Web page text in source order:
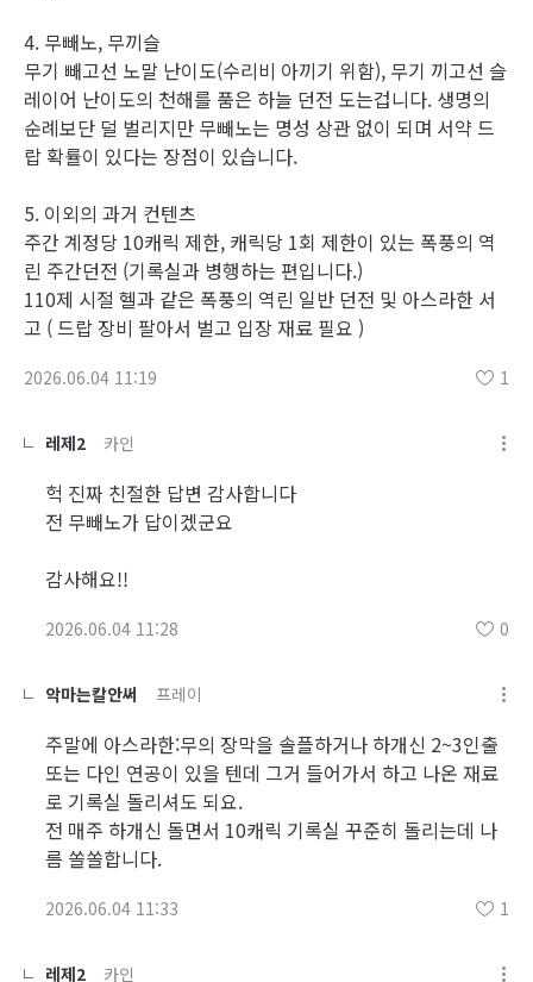
4. 무빼노, 무끼슬
무기 빼고선 노말 난이도(수리비 아끼기 위함), 무기 끼고선 슬
레이어 난이도의 천해를 품은 하늘 던전 도는겁니다. 생명의
순례보단 덜 벌리지만 무빼노는 명성 상관 없이 되며 서약 드
랍 확률이 있다는 장점이 있습니다.
5. 이외의 과거 컨텐츠
주간 계정당 10캐릭 제한, 캐릭당 1회 제한이 있는 폭풍의 역
린 주간던전 (기록실과 병행하는 편입니다.)
110제 시절 헬과 같은 폭풍의 역린 일반 던전 및 아스라한 서
고 ( 드랍 장비 팔아서 벌고 입장 재료 필요 )
2026.06.04 11:19 1
레제2 카인
헉 진짜 친절한 답변 감사합니다
전 무빼노가 답이겠군요
감사해요!!
2026.06.04 11:28 0
악마는칼안써 프레이
주말에 아스라한:무의 장막을 솔플하거나 하개신 2~3인출
또는 다인 연공이 있을 텐데 그거 들어가서 하고 나온 재료
로 기록실 돌리셔도 되요.
전 매주 하개신 돌면서 10캐릭 기록실 꾸준히 돌리는데 나
름 쏠쏠합니다.
2026.06.04 11:33 1
레제2 카인